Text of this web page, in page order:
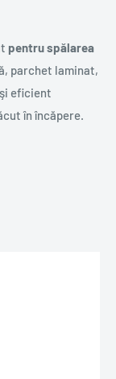
pentru spălarea
parchet laminat,
eficient
în încăpere.